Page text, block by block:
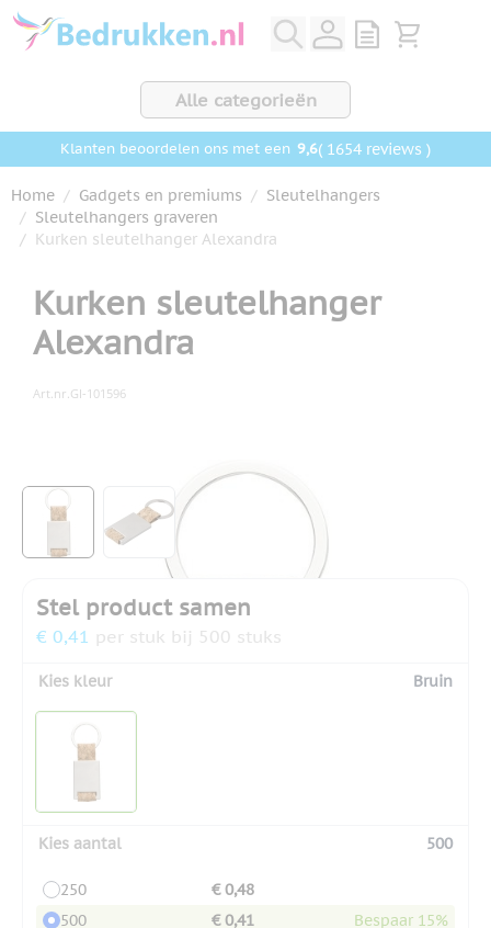
Ga naar de inhoud
View quote,
Bekijk
Alle categorieën
Klanten beoordelen ons met een 9,6( 1654 reviews )
Home / Gadgets en premiums / Sleutelhangers
/ Sleutelhangers graveren
/ Kurken sleutelhanger Alexandra
Kurken sleutelhanger
Alexandra
Art.nr. GI-101596
Klik om afbeelding op volledig scherm te bekijken
View larger imageView larger image
Stel product samen
€ 0,41 per stuk bij 500 stuks
Kies kleur Bruin
Kies aantal 500
250
€ 0,48
500
€ 0,41
Bespaar 15%